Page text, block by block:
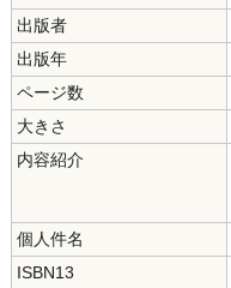
出版者
出版年
ページ数
大きさ
内容紹介
個人件名
ISBN13